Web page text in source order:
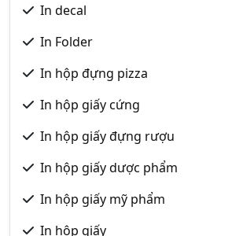
In decal
In Folder
In hộp đựng pizza
In hộp giấy cứng
In hộp giấy đựng rượu
In hộp giấy dược phẩm
In hộp giấy mỹ phẩm
In hộp giấy